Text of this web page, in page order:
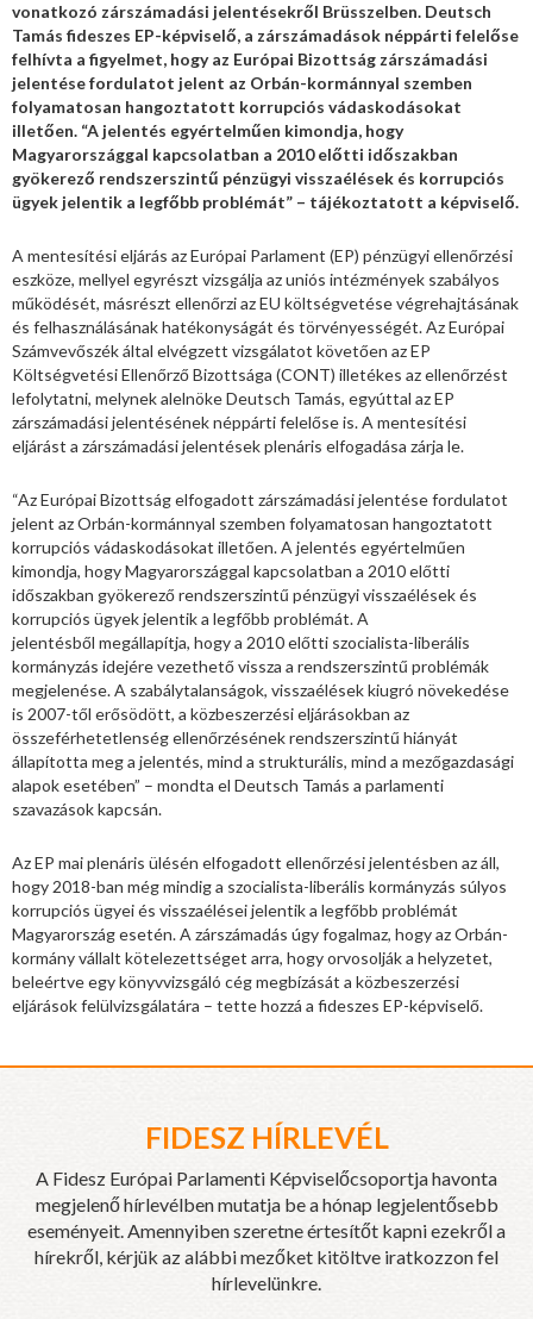
vonatkozó zárszámadási jelentésekről Brüsszelben. Deutsch
Tamás fideszes EP-képviselő, a zárszámadások néppárti felelőse
felhívta a figyelmet, hogy az Európai Bizottság zárszámadási
jelentése fordulatot jelent az Orbán-kormánnyal szemben
folyamatosan hangoztatott korrupciós vádaskodásokat
illetően. “A jelentés egyértelműen kimondja, hogy
Magyarországgal kapcsolatban a 2010 előtti időszakban
gyökerező rendszerszintű pénzügyi visszaélések és korrupciós
ügyek jelentik a legfőbb problémát” – tájékoztatott a képviselő.
A mentesítési eljárás az Európai Parlament (EP) pénzügyi ellenőrzési
eszköze, mellyel egyrészt vizsgálja az uniós intézmények szabályos
működését, másrészt ellenőrzi az EU költségvetése végrehajtásának
és felhasználásának hatékonyságát és törvényességét. Az Európai
Számvevőszék által elvégzett vizsgálatot követően az EP
Költségvetési Ellenőrző Bizottsága (CONT) illetékes az ellenőrzést
lefolytatni, melynek alelnöke Deutsch Tamás, egyúttal az EP
zárszámadási jelentésének néppárti felelőse is. A mentesítési
eljárást a zárszámadási jelentések plenáris elfogadása zárja le.
“Az Európai Bizottság elfogadott zárszámadási jelentése fordulatot
jelent az Orbán-kormánnyal szemben folyamatosan hangoztatott
korrupciós vádaskodásokat illetően. A jelentés egyértelműen
kimondja, hogy Magyarországgal kapcsolatban a 2010 előtti
időszakban gyökerező rendszerszintű pénzügyi visszaélések és
korrupciós ügyek jelentik a legfőbb problémát. A
jelentésből megállapítja, hogy a 2010 előtti szocialista-liberális
kormányzás idejére vezethető vissza a rendszerszintű problémák
megjelenése. A szabálytalanságok, visszaélések kiugró növekedése
is 2007-től erősödött, a közbeszerzési eljárásokban az
összeférhetetlenség ellenőrzésének rendszerszintű hiányát
állapította meg a jelentés, mind a strukturális, mind a mezőgazdasági
alapok esetében” – mondta el Deutsch Tamás a parlamenti
szavazások kapcsán.
Az EP mai plenáris ülésén elfogadott ellenőrzési jelentésben az áll,
hogy 2018-ban még mindig a szocialista-liberális kormányzás súlyos
korrupciós ügyei és visszaélései jelentik a legfőbb problémát
Magyarország esetén. A zárszámadás úgy fogalmaz, hogy az Orbán-
kormány vállalt kötelezettséget arra, hogy orvosolják a helyzetet,
beleértve egy könyvvizsgáló cég megbízását a közbeszerzési
eljárások felülvizsgálatára – tette hozzá a fideszes EP-képviselő.
FIDESZ HÍRLEVÉL
A Fidesz Európai Parlamenti Képviselőcsoportja havonta
megjelenő hírlevélben mutatja be a hónap legjelentősebb
eseményeit. Amennyiben szeretne értesítőt kapni ezekről a
hírekről, kérjük az alábbi mezőket kitöltve iratkozzon fel
hírlevelünkre.